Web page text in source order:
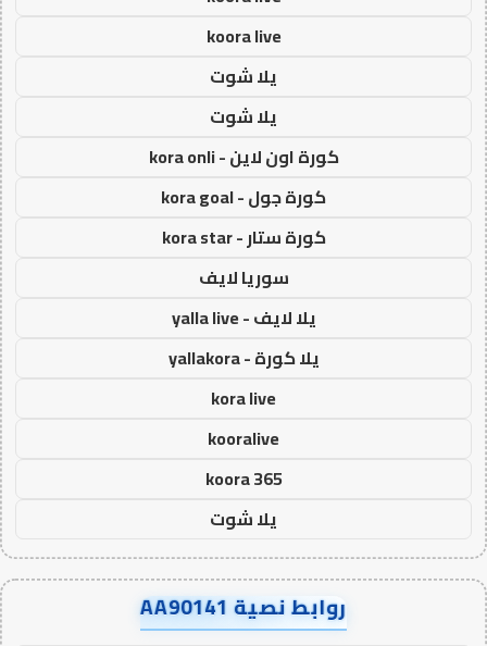
koora live
يلا شوت
يلا شوت
كورة اون لاين - kora onli
كورة جول - kora goal
كورة ستار - kora star
سوريا لايف
يلا لايف - yalla live
يلا كورة - yallakora
kora live
kooralive
koora 365
يلا شوت
روابط نصية AA90141